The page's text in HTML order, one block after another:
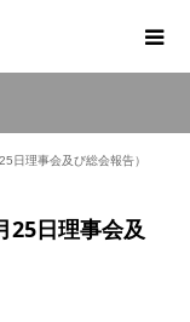
日理事会及び総会報告）
日理事会及